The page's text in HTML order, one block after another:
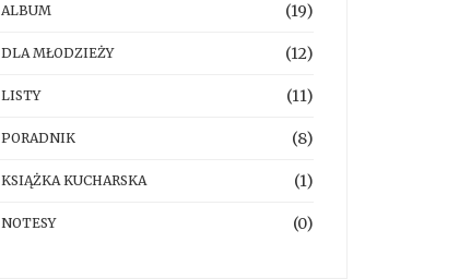
ALBUM (19)
DLA MŁODZIEŻY (12)
LISTY (11)
PORADNIK (8)
KSIĄŻKA KUCHARSKA (1)
NOTESY (0)